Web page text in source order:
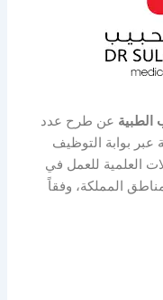
الطبية عن طرح عدد
عبر بوابة التوظيف
العلمية للعمل في
المملكة، وفقاً